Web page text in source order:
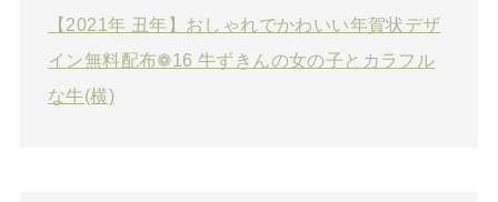
【2021年 丑年】おしゃれでかわいい年賀状デザ
イン無料配布❁16 牛ずきんの女の子とカラフル
な牛(横)